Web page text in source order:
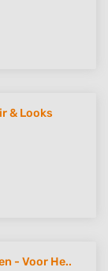
& Looks
- Voor He..